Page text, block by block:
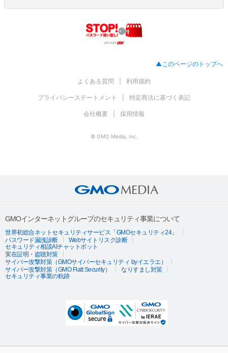
▲このページのトップへ
よくある質問 利用規約
プライバシーステートメント 特定商法に基づく表記
会社概要 採用情報
© GMO Media, Inc.
GMOインターネットグループのセキュリティ事業について
世界初総合ネットセキュリティサービス「GMOセキュリティ24」
パスワード漏洩診断
Webサイトリスク診断
セキュリティ相談AIチャットボット
実在証明・盗聴対策
サイバー攻撃対策（GMOサイバーセキュリティ byイエラエ）
サイバー攻撃対策（GMO Flatt Security）
なりすまし対策
セキュリティ事業の軌跡